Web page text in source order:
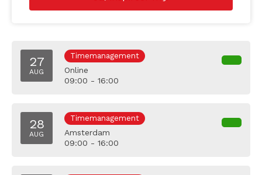
27
AUG
Timemanagement
Online
09:00 - 16:00
28
AUG
Timemanagement
Amsterdam
09:00 - 16:00